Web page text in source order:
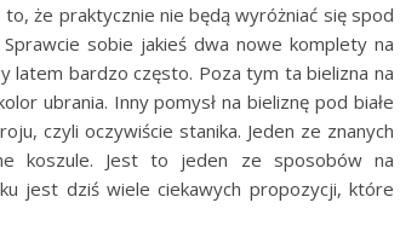
że praktycznie nie będą wyróżniać się spod
Sprawcie sobie jakieś dwa nowe komplety na
latem bardzo często. Poza tym ta bielizna na
ubrania. Inny pomysł na bieliznę pod białe
czyli oczywiście stanika. Jeden ze znanych
koszule. Jest to jeden ze sposobów na
jest dziś wiele ciekawych propozycji, które